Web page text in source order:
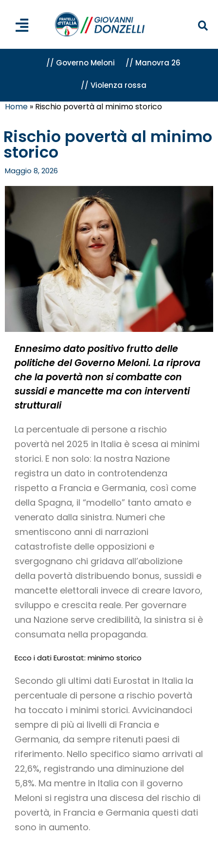
// Governo Meloni // Manovra 26
// Violenza rossa
Home » Rischio povertà al minimo storico
Rischio povertà al minimo
storico
Maggio 8, 2026
Ennesimo dato positivo frutto delle
politiche del Governo Meloni. La riprova
che la povertà non si combatte con
sussidi e mancette ma con interventi
strutturali
La percentuale di persone a rischio
povertà nel 2025 in Italia è scesa ai minimi
storici. E non solo: la nostra Nazione
registra un dato in controtendenza
rispetto a Francia e Germania, così come
della Spagna, il “modello” tanto amato e
venerato dalla sinistra. Numeri che
smentiscono anni di narrazioni
catastrofiste delle opposizioni e
svergognano chi gridava all’abolizione
della povertà distribuendo bonus, sussidi e
mancette elettorali invece di creare lavoro,
sviluppo e crescita reale. Per governare
una Nazione serve credibilità, la sinistra si è
consumata nella propaganda.
Ecco i dati Eurostat: minimo storico
Secondo gli ultimi dati Eurostat in Italia la
percentuale di persone a rischio povertà
ha toccato i minimi storici. Avvicinandoci
sempre di più ai livelli di Francia e
Germania, da sempre ritenuti paesi di
riferimento. Nello specifico siamo arrivati al
22,6%, registrando una diminuzione del
5,8%. Ma mentre in Italia con il governo
Meloni si registra una discesa del rischio di
povertà, in Francia e Germania questi dati
sono in aumento.